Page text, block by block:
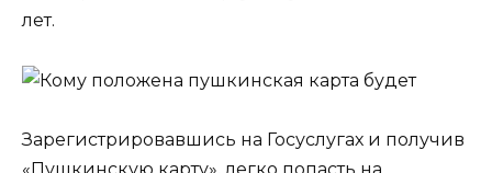
лет.
Зарегистрировавшись на Госуслугах и получив